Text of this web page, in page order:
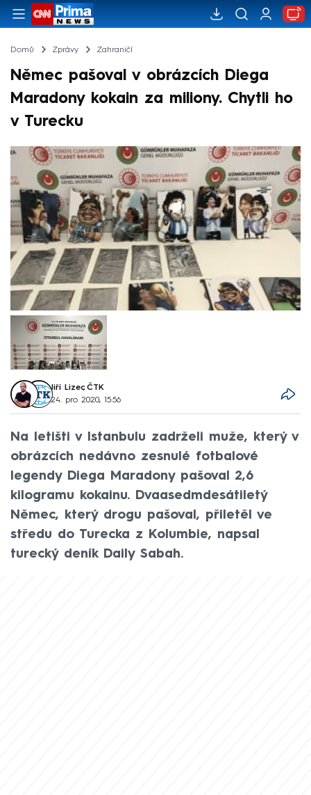
Domů Zprávy Zahraničí
Němec pašoval v obrázcích Diega
Maradony kokain za miliony. Chytli ho
v Turecku
Jiří Lizec, ČTK
24. pro 2020, 15:56
Na letišti v Istanbulu zadrželi muže, který v
obrázcích nedávno zesnulé fotbalové
legendy Diega Maradony pašoval 2,6
kilogramu kokainu. Dvaasedmdesátiletý
Němec, který drogu pašoval, přiletěl ve
středu do Turecka z Kolumbie, napsal
turecký deník Daily Sabah.